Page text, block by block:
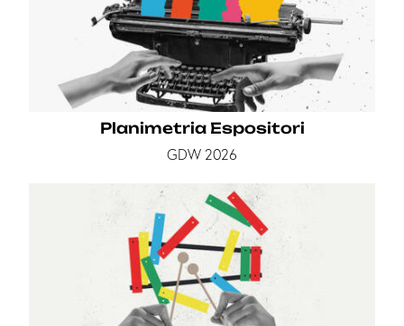
Planimetria Espositori
GDW 2026